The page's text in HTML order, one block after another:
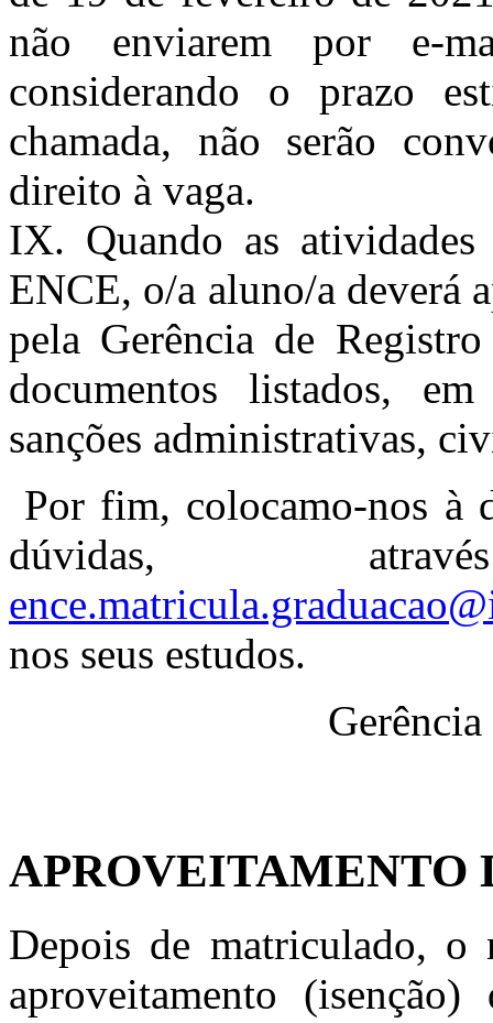
não enviarem por e-
considerando o prazo
chamada, não serão
direito à vaga.
IX. Quando as atividades
ENCE, o/a aluno/a deverá
pela Gerência de
documentos listados,
sanções administrativas,
Por fim, colocamo-nos à
dúvidas,
nos seus estudos.
Gerência de
APROVEITAMENTO
Depois de matriculado, o
aproveitamento